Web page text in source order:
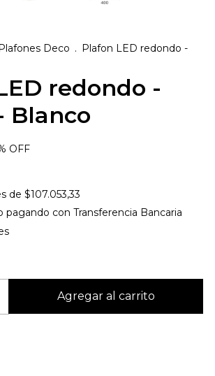
Deco . Plafon LED redondo -
redondo -
Blanco
OFF
de $107.053,33
pagando con Transferencia Bancaria